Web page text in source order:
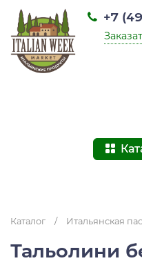
+7
Каталог / Итальянская
Тальолини